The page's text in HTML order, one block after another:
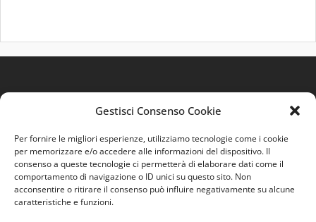
Gestisci Consenso Cookie
Per fornire le migliori esperienze, utilizziamo tecnologie come i cookie
per memorizzare e/o accedere alle informazioni del dispositivo. Il
consenso a queste tecnologie ci permetterà di elaborare dati come il
comportamento di navigazione o ID unici su questo sito. Non
acconsentire o ritirare il consenso può influire negativamente su alcune
caratteristiche e funzioni.
Quest'opera è distribuita con LicenzaCreative
Commons 3.0 Italia.